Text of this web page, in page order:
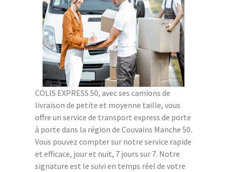
COLIS EXPRESS 50, avec ses camions de
livraison de petite et moyenne taille, vous
offre un service de transport express de porte
à porte dans la région de Couvains Manche 50.
Vous pouvez compter sur notre service rapide
et efficace, jour et nuit, 7 jours sur 7. Notre
signature est le suivi en temps réel de votre